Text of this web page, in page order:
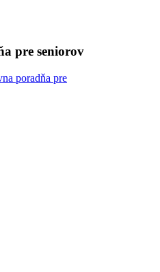
pre seniorov